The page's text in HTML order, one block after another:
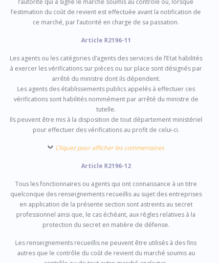
l’autorité qui a signé le marché soumis au contrôle ou, lorsque
l’estimation du coût de revient est effectuée avant la notification de
ce marché, par l’autorité en charge de sa passation.
Article R2196-11
Les agents ou les catégories d’agents des services de l’Etat habilités
à exercer les vérifications sur pièces ou sur place sont désignés par
arrêté du ministre dont ils dépendent.
Les agents des établissements publics appelés à effectuer ces
vérifications sont habilités nommément par arrêté du ministre de
tutelle.
Ils peuvent être mis à la disposition de tout département ministériel
pour effectuer des vérifications au profit de celui-ci.
Cliquez pour afficher les commentaires
Article R2196-12
Tous les fonctionnaires ou agents qui ont connaissance à un titre
quelconque des renseignements recueillis au sujet des entreprises
en application de la présente section sont astreints au secret
professionnel ainsi que, le cas échéant, aux règles relatives à la
protection du secret en matière de défense.
Les renseignements recueillis ne peuvent être utilisés à des fins
autres que le contrôle du coût de revient du marché soumis au